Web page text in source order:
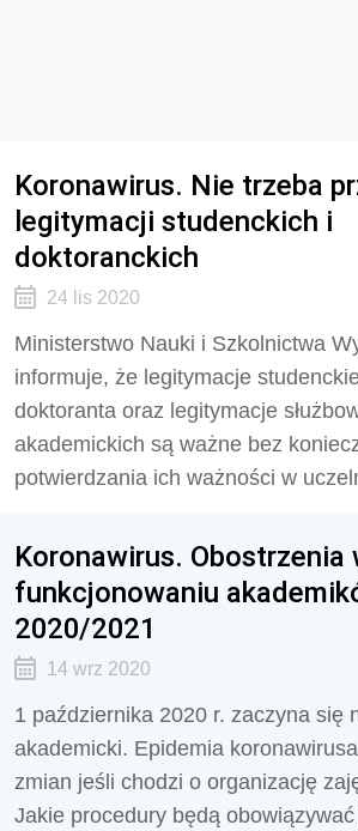
Koronawirus. Nie trzeba
legitymacji studenckich i
doktoranckich
24 lis 2020
Ministerstwo Nauki i Szkolnictwa
informuje, że legitymacje
doktoranta oraz legitymacje
akademickich są ważne bez
potwierdzania ich ważności w
Koronawirus. Obostrzenia
funkcjonowaniu
2020/2021
14 wrz 2020
1 października 2020 r. zaczyna się
akademicki. Epidemia
zmian jeśli chodzi o organizację
Jakie procedury będą